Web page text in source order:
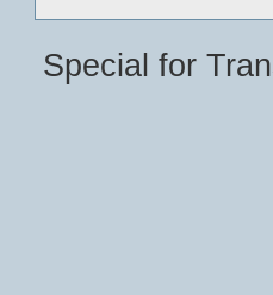
Special for